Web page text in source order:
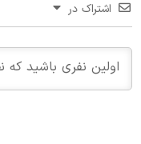
اشتراک در